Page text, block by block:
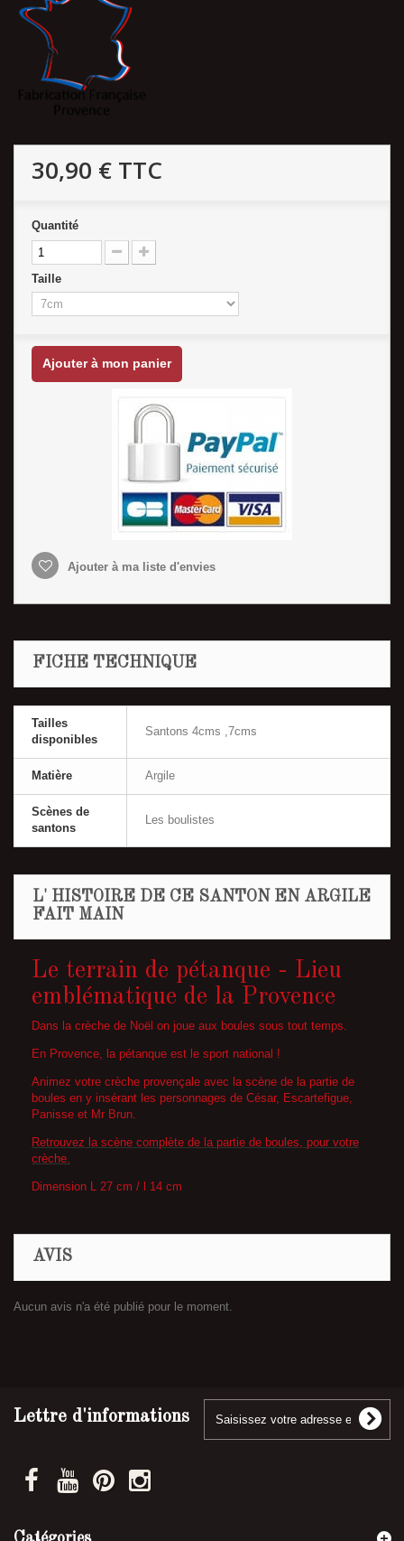
30,90 € TTC
Quantité
Taille
Ajouter à mon panier
Ajouter à ma liste d'envies
FICHE TECHNIQUE
Tailles
disponibles
Santons 4cms ,7cms
Matière Argile
Scènes de
santons
Les boulistes
L' HISTOIRE DE CE SANTON EN ARGILE
FAIT MAIN
Le terrain de pétanque - Lieu
emblématique de la Provence
Dans la crèche de Noël on joue aux boules sous tout temps.
En Provence, la pétanque est le sport national !
Animez votre crèche provençale avec la scène de la partie de
boules en y insérant les personnages de César, Escartefigue,
Panisse et Mr Brun.
Retrouvez la scène complète de la partie de boules, pour votre
crèche.
Dimension L 27 cm / l 14 cm
AVIS
Aucun avis n'a été publié pour le moment.
Lettre d'informations